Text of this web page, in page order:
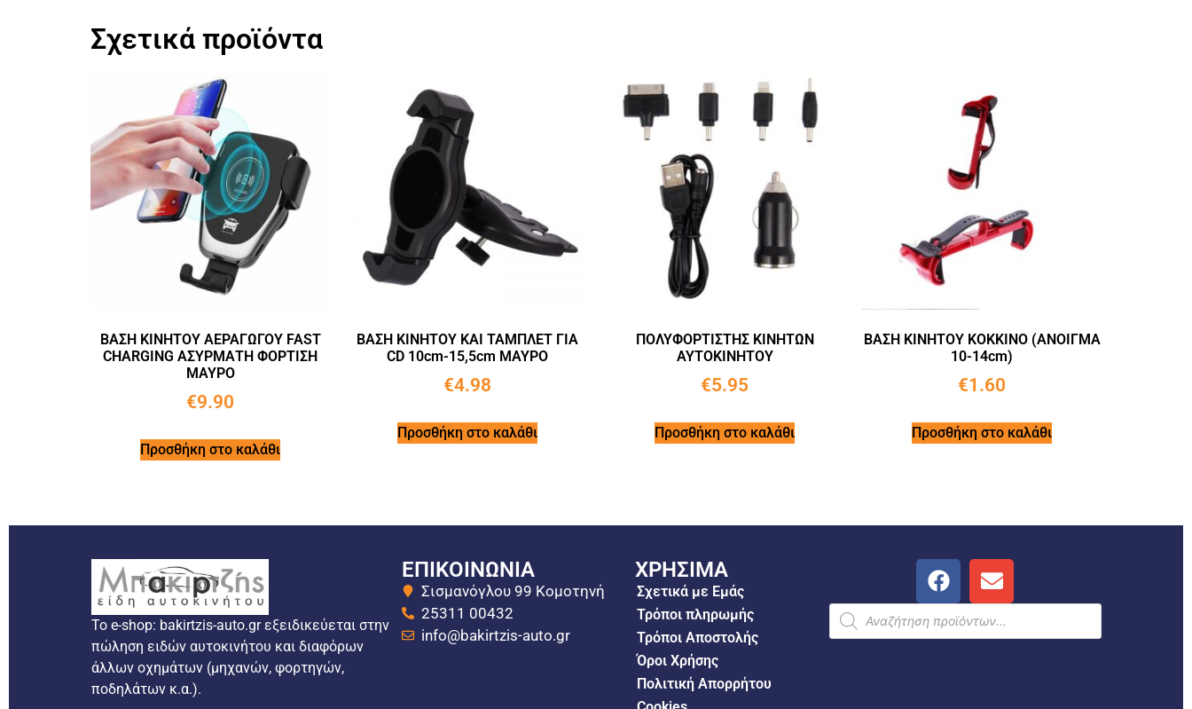
Σχετικά προϊόντα
ΒΑΣΗ ΚΙΝΗΤΟΥ ΑΕΡΑΓΩΓΟΥ FAST
CHARGING ΑΣΥΡΜΑΤΗ ΦΟΡΤΙΣΗ
ΜΑΥΡΟ
€9.90
Προσθήκη στο καλάθι
ΒΑΣΗ ΚΙΝΗΤΟΥ ΚΑΙ ΤΑΜΠΛΕΤ ΓΙΑ
CD 10cm-15,5cm ΜΑΥΡΟ
€4.98
Προσθήκη στο καλάθι
ΠΟΛΥΦΟΡΤΙΣΤΗΣ ΚΙΝΗΤΩΝ
ΑΥΤΟΚΙΝΗΤΟΥ
€5.95
Προσθήκη στο καλάθι
ΒΑΣΗ ΚΙΝΗΤΟΥ ΚΟΚΚΙΝΟ (ΑΝΟΙΓΜΑ
10-14cm)
€1.60
Προσθήκη στο καλάθι
Το e-shop: bakirtzis-auto.gr εξειδικεύεται στην
πώληση ειδών αυτοκινήτου και διαφόρων
άλλων οχημάτων (μηχανών, φορτηγών,
ποδηλάτων κ.α.).
ΕΠΙΚΟΙΝΩΝΙΑ
Σισμανόγλου 99 Κομοτηνή
25311 00432
info@bakirtzis-auto.gr
ΧΡΗΣΙΜΑ
Σχετικά με Εμάς
Τρόποι πληρωμής
Τρόποι Αποστολής
Όροι Χρήσης
Πολιτική Απορρήτου